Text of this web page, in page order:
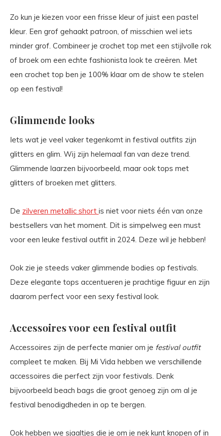
Zo kun je kiezen voor een frisse kleur of juist een pastel
kleur. Een grof gehaakt patroon, of misschien wel iets
minder grof. Combineer je crochet top met een stijlvolle rok
of broek om een echte fashionista look te creëren. Met
een crochet top ben je 100% klaar om de show te stelen
op een festival!
Glimmende looks
Iets wat je veel vaker tegenkomt in festival outfits zijn
glitters en glim. Wij zijn helemaal fan van deze trend.
Glimmende laarzen bijvoorbeeld, maar ook tops met
glitters of broeken met glitters.
De zilveren metallic short is niet voor niets één van onze
bestsellers van het moment. Dit is simpelweg een must
voor een leuke festival outfit in 2024. Deze wil je hebben!
Ook zie je steeds vaker glimmende bodies op festivals.
Deze elegante tops accentueren je prachtige figuur en zijn
daarom perfect voor een sexy festival look.
Accessoires voor een festival outfit
Accessoires zijn de perfecte manier om je festival outfit
compleet te maken. Bij Mi Vida hebben we verschillende
accessoires die perfect zijn voor festivals. Denk
bijvoorbeeld beach bags die groot genoeg zijn om al je
festival benodigdheden in op te bergen.
Ook hebben we sjaaltjes die je om je nek kunt knopen of in